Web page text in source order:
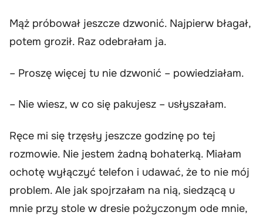
Mąż próbował jeszcze dzwonić. Najpierw błagał,
potem groził. Raz odebrałam ja.
– Proszę więcej tu nie dzwonić – powiedziałam.
– Nie wiesz, w co się pakujesz – usłyszałam.
Ręce mi się trzęsły jeszcze godzinę po tej
rozmowie. Nie jestem żadną bohaterką. Miałam
ochotę wyłączyć telefon i udawać, że to nie mój
problem. Ale jak spojrzałam na nią, siedzącą u
mnie przy stole w dresie pożyczonym ode mnie,